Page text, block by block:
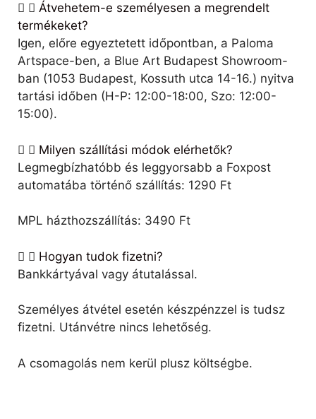
Átvehetem-e személyesen a megrendelt
termékeket?
Igen, előre egyeztetett időpontban, a Paloma
Artspace-ben, a Blue Art Budapest Showroom-
ban (1053 Budapest, Kossuth utca 14-16.) nyitva
tartási időben (H-P: 12:00-18:00, Szo: 12:00-
15:00).
Milyen szállítási módok elérhetők?
Legmegbízhatóbb és leggyorsabb a Foxpost
automatába történő szállítás: 1290 Ft
MPL házthozszállítás: 3490 Ft
Hogyan tudok fizetni?
Bankkártyával vagy átutalással.
Személyes átvétel esetén készpénzzel is tudsz
fizetni. Utánvétre nincs lehetőség.
A csomagolás nem kerül plusz költségbe.